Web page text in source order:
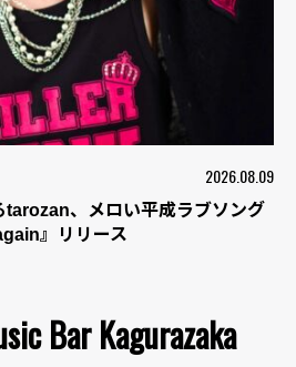
2026.08.09
tarozan、メロい平成ラブソング
』リリース
Bar Kagurazaka